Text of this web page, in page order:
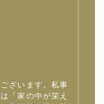
ざいます。私事
「家の中が栄え